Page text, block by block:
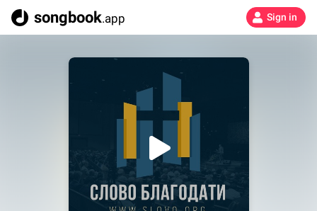
songbook.app Sign in